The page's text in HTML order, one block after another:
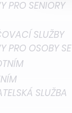
PRO SENIORY
SLUŽBY
PRO OSOBY SE
SLUŽBA